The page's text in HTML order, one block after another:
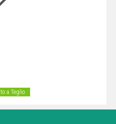
a Teglio